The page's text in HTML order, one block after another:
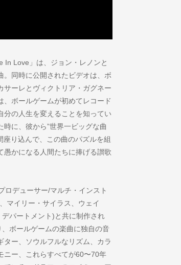
In Love」は、ジョン・レノンと
。同時に公開されたビデオは、ボ
サーレとヴィクトリア・ガグネー
、ボールゲームが初めてレコード
分の人生を変えることを知ってい
に、彼から”世界一ビッグな曲
り込んで、この曲のパズルを組
かになる人間たちに捧げる讃歌
ロデューサー/マルチ・インスト
マイリー・サイラス、ウェイ
パートメント)と共に制作され
ボールゲームの楽曲に独自の音
ー、ソウルフルなリズム、カラ
ニー、これらすべてが60〜70年